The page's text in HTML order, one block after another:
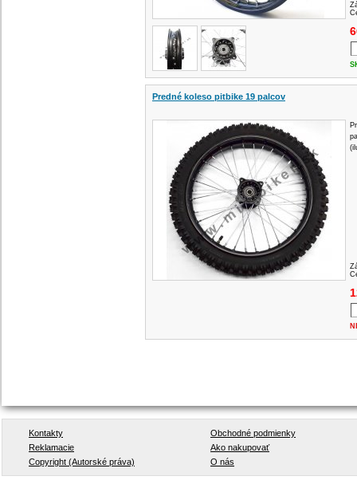
Predné koleso pitbike 19 palcov
Kontakty
Obchodné podmienky
Reklamacie
Ako nakupovať
Copyright (Autorské práva)
O nás